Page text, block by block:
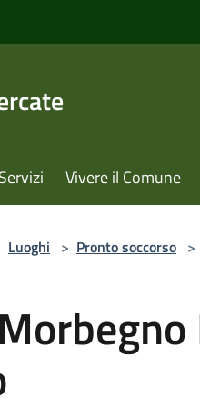
Servizi Vivere il Comune
Luoghi > Pronto soccorso >